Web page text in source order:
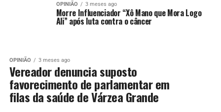
OPINIÃO 3 meses ago
Morre Influenciador “Xô Mano que Mora Logo
Ali” após luta contra o câncer
OPINIÃO 3 meses ago
Vereador denuncia suposto
favorecimento de parlamentar em
filas da saúde de Várzea Grande